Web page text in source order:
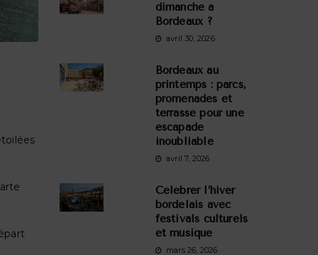
dimanche à
Bordeaux ?
avril 30, 2026
Bordeaux au
printemps : parcs,
promenades et
terrasse pour une
escapade
inoubliable
avril 7, 2026
Célébrer l’hiver
bordelais avec
festivals culturels
et musique
mars 26, 2026